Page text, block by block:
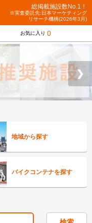
総掲載施設数No.1！
※実査委託先:日本マーケティング
リサーチ機構(2026年3月)
お気に入り 0
❯
地域から探す
バイクコンテナを探す